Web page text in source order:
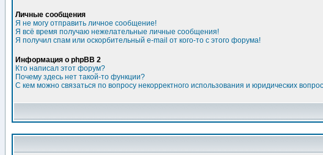
Личные сообщения
Я не могу отправить личное сообщение!
Я всё время получаю нежелательные личные сообщения!
Я получил спам или оскорбительный e-mail от кого-то с этого форума!
Информация о phpBB 2
Кто написал этот форум?
Почему здесь нет такой-то функции?
С кем можно связаться по вопросу некорректного использования и юридических